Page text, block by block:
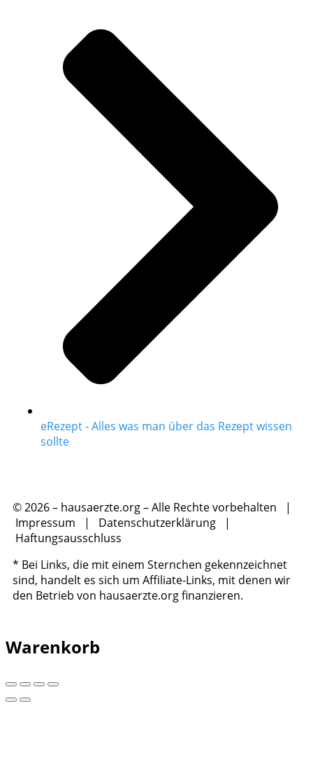
eRezept - Alles was man über das Rezept wissen
sollte
© 2026 – hausaerzte.org – Alle Rechte vorbehalten |
Impressum | Datenschutzerklärung |
Haftungsausschluss
* Bei Links, die mit einem Sternchen gekennzeichnet
sind, handelt es sich um Affiliate-Links, mit denen wir
den Betrieb von hausaerzte.org finanzieren.
Warenkorb